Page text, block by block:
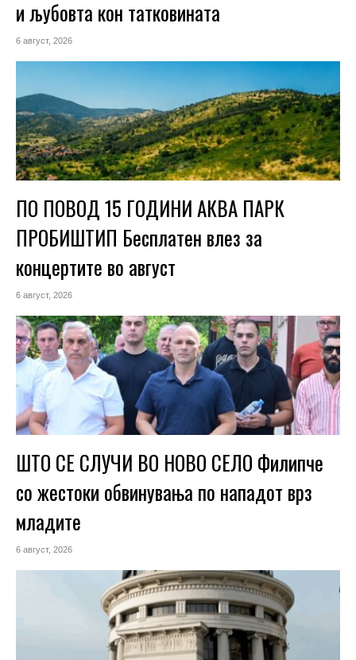
и љубовта кон татковината
6 август, 2026
ПО ПОВОД 15 ГОДИНИ АКВА ПАРК
ПРОБИШТИП Бесплатен влез за
концертите во август
6 август, 2026
ШТО СЕ СЛУЧИ ВО НОВО СЕЛО Филипче
со жестоки обвинувања по нападот врз
младите
6 август, 2026